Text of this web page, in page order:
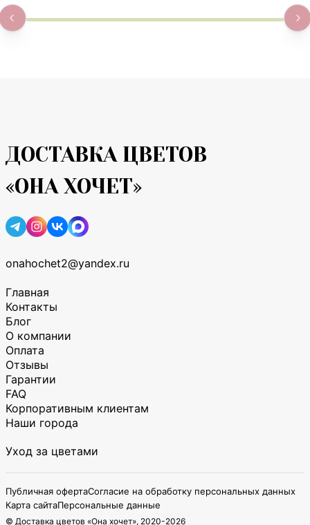
ДОСТАВКА ЦВЕТОВ
«ОНА ХОЧЕТ»
onahochet2@yandex.ru
Главная
Контакты
Блог
О компании
Оплата
Отзывы
Гарантии
FAQ
Корпоративным клиентам
Наши города
Уход за цветами
Публичная офертаСогласие на обработку персональных данных
Карта сайтаПерсональные данные
© Доставка цветов «Она хочет», 2020-2026